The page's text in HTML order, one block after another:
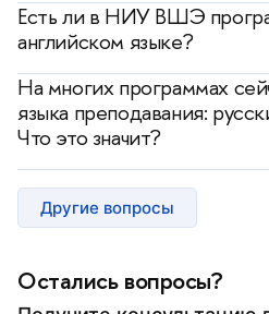
получения логина и
интересующую программу,
отборочные мероприятия и
статус.
Есть ли в НИУ ВШЭ
английском языке?
программ вкаталоге.
На многих программах
языка преподавания:
Что это значит?
осуществляется на русском
часть предметов, которые
предметы на английском
обязательными или по
Другие вопросы
Остались вопросы?